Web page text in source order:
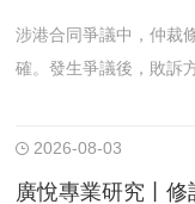
涉港合同爭議中，仲裁
確。發生爭議後，敗訴
2026-08-03